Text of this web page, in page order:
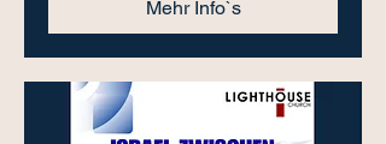
Mehr Info`s